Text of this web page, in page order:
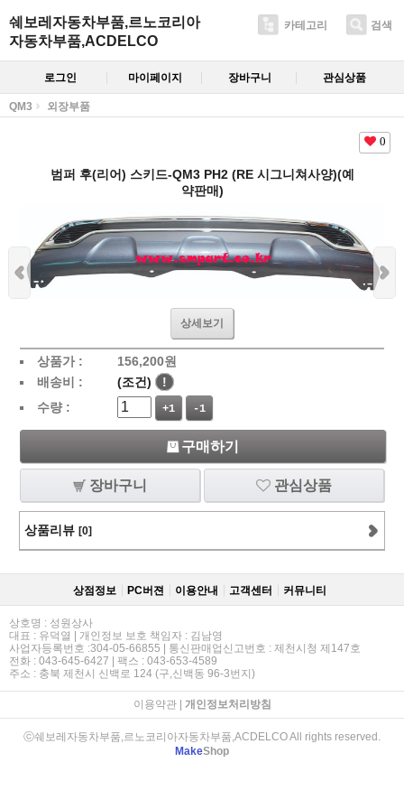
쉐보레자동차부품,르노코리아
자동차부품,ACDELCO
카테고리 검색
로그인 마이페이지 장바구니 관심상품
QM3 외장부품
0
범퍼 후(리어) 스키드-QM3 PH2 (RE 시그니쳐사양)(예
약판매)
상세보기
상품가 : 156,200원
배송비 :
(조건)
!
수량 :
+1 -1
구매하기
장바구니 관심상품
상품리뷰 [0]
상점정보 PC버젼 이용안내 고객센터 커뮤니티
상호명 : 성원상사
대표 : 유덕열 | 개인정보 보호 책임자 : 김남영
사업자등록번호 :304-05-66855 | 통신판매업신고번호 : 제천시청 제147호
전화 : 043-645-6427 | 팩스 : 043-653-4589
주소 : 충북 제천시 신백로 124 (구,신백동 96-3번지)
이용약관| 개인정보처리방침
ⓒ쉐보레자동차부품,르노코리아자동차부품,ACDELCO All rights reserved.
MakeShop